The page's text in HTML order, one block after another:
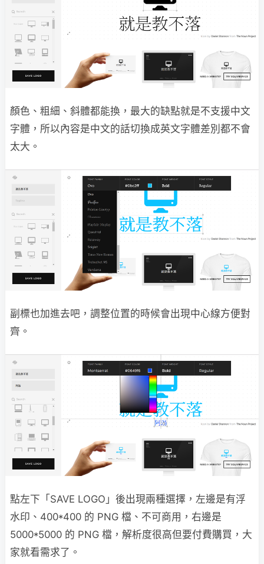
顏色、粗細、斜體都能換，最大的缺點就是不支援中文
字體，所以內容是中文的話切換成英文字體差別都不會
太大。
副標也加進去吧，調整位置的時候會出現中心線方便對
齊。
點左下「SAVE LOGO」後出現兩種選擇，左邊是有浮
水印、400*400 的 PNG 檔、不可商用，右邊是
5000*5000 的 PNG 檔，解析度很高但要付費購買，大
家就看需求了。